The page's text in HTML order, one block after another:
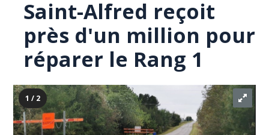
Saint-Alfred reçoit
près d'un million pour
réparer le Rang 1
1 / 2